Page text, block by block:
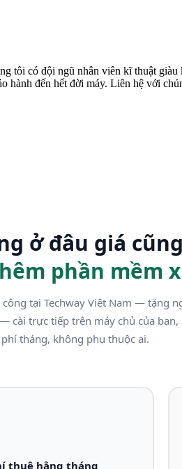
có đội ngũ nhân viên kĩ thuật
hành đến hết đời máy. Liên hệ với
ở đâu giá
phần mềm
tại Techway Việt Nam — tặng
— cài trực tiếp trên máy chủ của bạn,
tháng, không phụ thuộc ai.
thuê hằng tháng